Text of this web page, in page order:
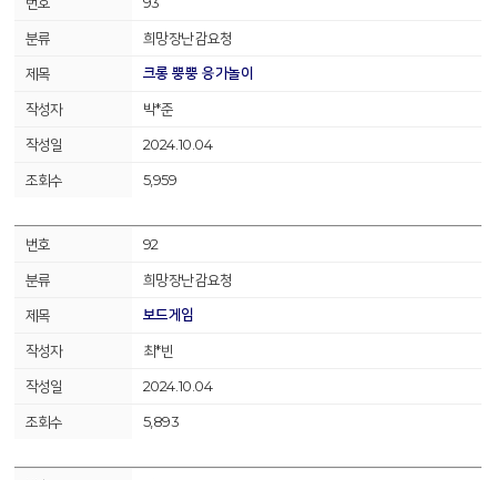
희망장난감요청
크롱 뿡뿡 응가놀이
박*준
2024.10.04
5,959
92
희망장난감요청
보드게임
최*빈
2024.10.04
5,893